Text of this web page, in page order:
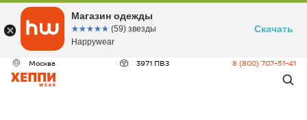
Москва 3971 ПВЗ 8 (800) 707-51-41
Магазин одежды
☆☆☆☆☆
★★★★★ (59) звезды
Happywear
Скачать